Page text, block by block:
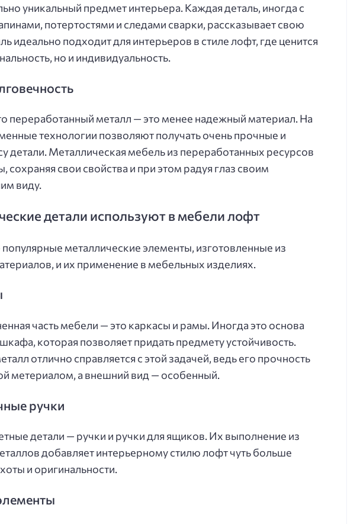
уникальный предмет интерьера. Каждая деталь, иногда с
потертостями и следами сварки, рассказывает свою
идеально подходит для интерьеров в стиле лофт, где ценится
но и индивидуальность.
переработанный металл — это менее надежный материал. На
технологии позволяют получать очень прочные и
детали. Металлическая мебель из переработанных ресурсов
сохраняя свои свойства и при этом радуя глаз своим
виду.
детали используют в мебели лофт
металлические элементы, изготовленные из
и их применение в мебельных изделиях.
часть мебели — это каркасы и рамы. Иногда это основа
которая позволяет придать предмету устойчивость.
отлично справляется с этой задачей, ведь его прочность
метериалом, а внешний вид — особенный.
ручки
детали — ручки и ручки для ящиков. Их выполнение из
добавляет интерьерному стилю лофт чуть больше
и оригинальности.